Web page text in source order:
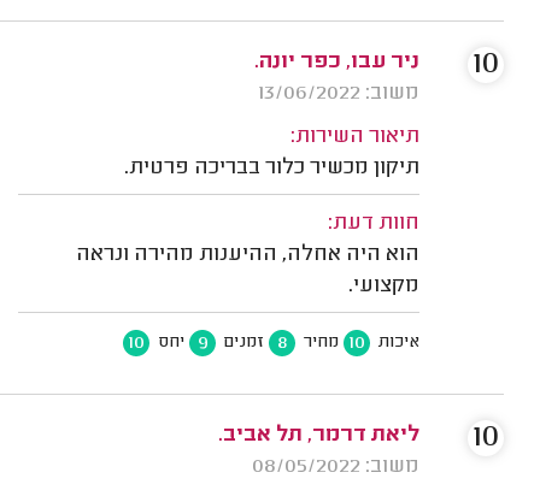
ניר עבו, כפר יונה.
משוב: 13/06/2022
תיאור השירות:
תיקון מכשיר כלור בבריכה פרטית.
חוות דעת:
הוא היה אחלה, ההיענות מהירה ונראה
מקצועי.
איכות 10 מחיר 8 זמנים 9 יחס 10
10
ליאת דרמר, תל אביב.
משוב: 08/05/2022
10